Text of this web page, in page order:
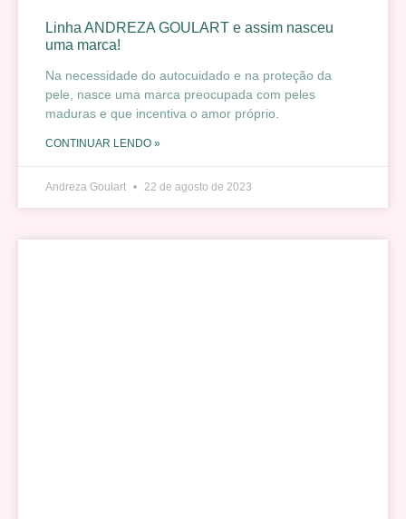
Linha ANDREZA GOULART e assim nasceu
uma marca!
Na necessidade do autocuidado e na proteção da
pele, nasce uma marca preocupada com peles
maduras e que incentiva o amor próprio.
CONTINUAR LENDO »
Andreza Goulart 22 de agosto de 2023